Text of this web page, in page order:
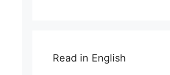
Read in English